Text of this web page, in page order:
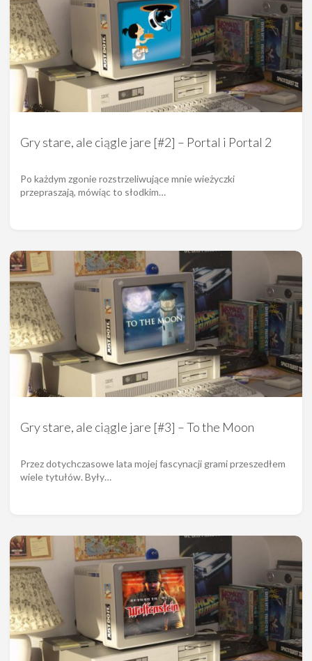
Gry stare, ale ciągle jare [#2] – Portal i Portal 2
Po każdym zgonie rozstrzeliwujące mnie wieżyczki
przepraszają, mówiąc to słodkim…
Gry stare, ale ciągle jare [#3] – To the Moon
Przez dotychczasowe lata mojej fascynacji grami przeszedłem
wiele tytułów. Były…